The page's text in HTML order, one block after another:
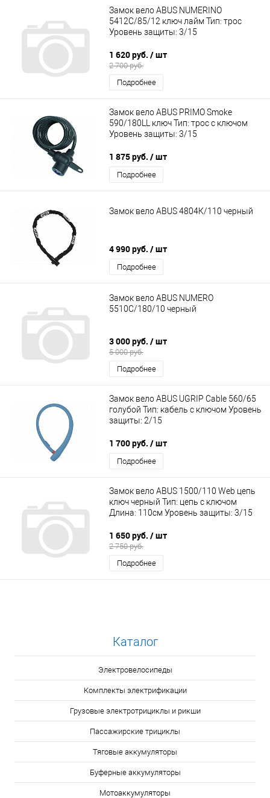
Замок вело ABUS NUMERINO
5412C/85/12 ключ лайм Тип: трос
Уровень защиты: 3/15
1 620 руб. / шт
2 700 руб.
Подробнее
Замок вело ABUS PRIMO Smoke
590/180LL ключ Тип: трос с ключом
Уровень защиты: 3/15
1 875 руб. / шт
Подробнее
Замок вело ABUS 4804К/110 черный
4 990 руб. / шт
Подробнее
Замок вело ABUS NUMERO
5510C/180/10 черный
3 000 руб. / шт
5 000 руб.
Подробнее
Замок вело ABUS UGRIP Cable 560/65
голубой Тип: кабель с ключом Уровень
защиты: 2/15
1 700 руб. / шт
Подробнее
Замок вело ABUS 1500/110 Web цепь
ключ черный Тип: цепь с ключом
Длина: 110см Уровень защиты: 3/15
1 650 руб. / шт
2 750 руб.
Подробнее
Каталог
Электровелосипеды
Комплекты электрификации
Грузовые электротрициклы и рикши
Пассажирские трициклы
Тяговые аккумуляторы
Буферные аккумуляторы
Мотоаккумуляторы